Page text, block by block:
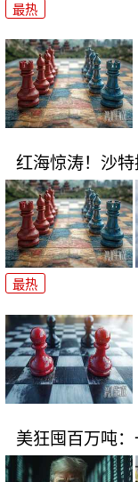
最热
红海惊涛！沙
最热
美狂囤百万吨